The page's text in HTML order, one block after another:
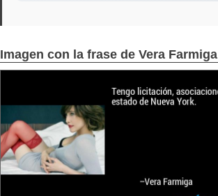
Imagen con la frase de Vera Farmiga